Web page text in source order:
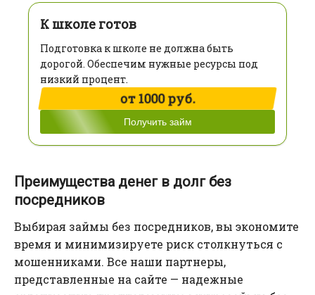
К школе готов
Подготовка к школе не должна быть
дорогой. Обеспечим нужные ресурсы под
низкий процент.
от 1000 руб.
Получить займ
Преимущества денег в долг без
посредников
Выбирая займы без посредников, вы экономите
время и минимизируете риск столкнуться с
мошенниками. Все наши партнеры,
представленные на сайте — надежные